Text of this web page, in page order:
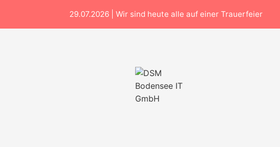
29.07.2026 | Wir sind heute alle auf einer Trauerfeier